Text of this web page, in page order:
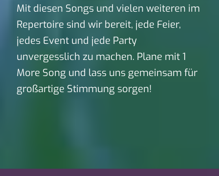
Mit diesen Songs und vielen weiteren im
Repertoire sind wir bereit, jede Feier,
jedes Event und jede Party
unvergesslich zu machen. Plane mit 1
More Song und lass uns gemeinsam für
großartige Stimmung sorgen!